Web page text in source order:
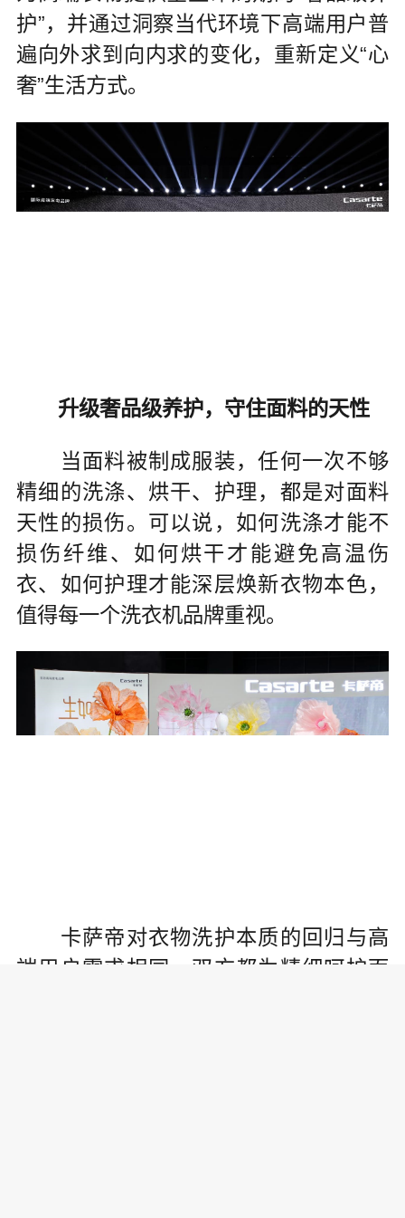
护”，并通过洞察当代环境下高端用户普
遍向外求到向内求的变化，重新定义“心
奢”生活方式。
升级奢品级养护，守住面料的天性
当面料被制成服装，任何一次不够
精细的洗涤、烘干、护理，都是对面料
天性的损伤。可以说，如何洗涤才能不
损伤纤维、如何烘干才能避免高温伤
衣、如何护理才能深层焕新衣物本色，
值得每一个洗衣机品牌重视。
卡萨帝对衣物洗护本质的回归与高
端用户需求相同，双方都为精细呵护面